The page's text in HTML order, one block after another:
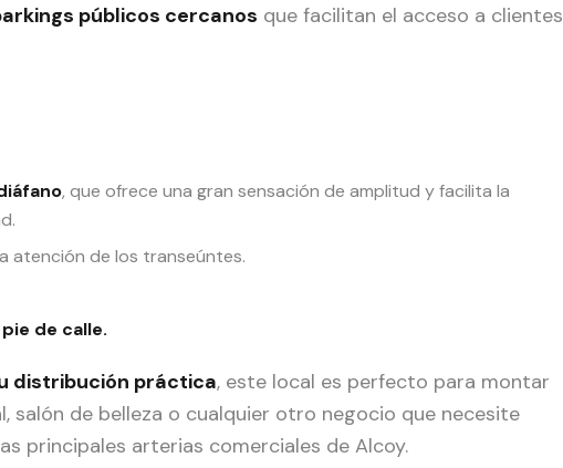
públicos cercanos que facilitan el acceso a clientes
, que ofrece una gran sensación de amplitud y facilita la
atención de los transeúntes.
de calle.
distribución práctica, este local es perfecto para montar
salón de belleza o cualquier otro negocio que necesite
principales arterias comerciales de Alcoy.